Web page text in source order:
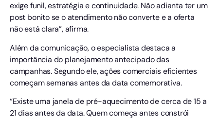
exige funil, estratégia e continuidade. Não adianta ter um
post bonito se o atendimento não converte e a oferta
não está clara”, afirma.
Além da comunicação, o especialista destaca a
importância do planejamento antecipado das
campanhas. Segundo ele, ações comerciais eficientes
começam semanas antes da data comemorativa.
“Existe uma janela de pré-aquecimento de cerca de 15 a
21 dias antes da data. Quem começa antes constrói